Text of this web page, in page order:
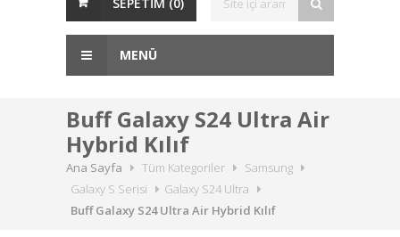
MENÜ
Buff Galaxy S24 Ultra Air
Hybrid Kılıf
Ana Sayfa Tüm Kategoriler
Samsung
Galaxy S Serisi
Galaxy S24 Ultra
Buff Galaxy S24 Ultra Air Hybrid Kılıf